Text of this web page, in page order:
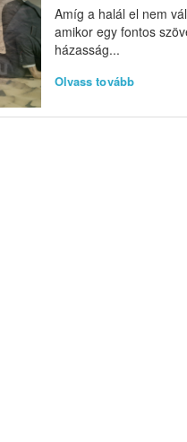
Amíg a halál el nem
amikor egy fontos
házasság...
Olvass tovább